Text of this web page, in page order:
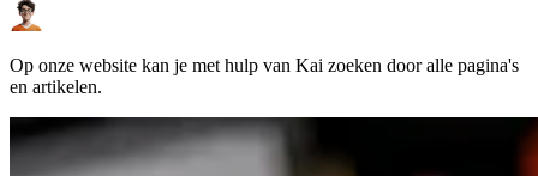
Op onze website kan je met hulp van Kai zoeken door alle pagina's
en artikelen.